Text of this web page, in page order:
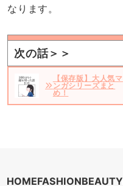
なります。
次の話＞＞
【保存版】大人気マ
ンガシリーズまと
め！
HOMEFASHIONBEAUTY